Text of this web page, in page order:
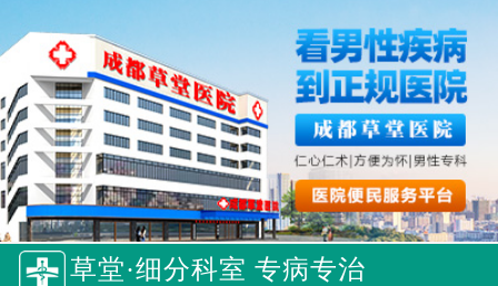
草堂·细分科室 专病专治